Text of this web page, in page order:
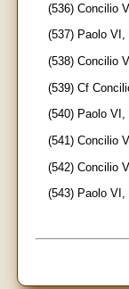
(536) Concilio
(537) Paolo VI,
(538) Concilio
(539) Cf
(540) Paolo VI,
(541) Concilio
(542) Concilio
(543) Paolo VI,